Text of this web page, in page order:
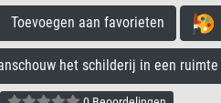
Toevoegen aan favorieten
het schilderij in een ruimte